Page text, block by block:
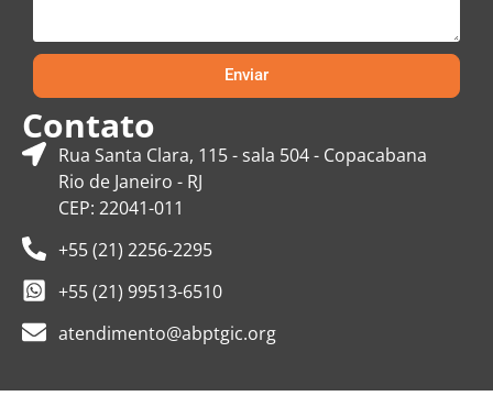
Enviar
Contato
Rua Santa Clara, 115 - sala 504 - Copacabana
Rio de Janeiro - RJ
CEP: 22041-011
+55 (21) 2256-2295
+55 (21) 99513-6510
atendimento@abptgic.org